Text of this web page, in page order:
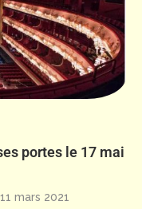
portes le 17 mai
11 mars 2021